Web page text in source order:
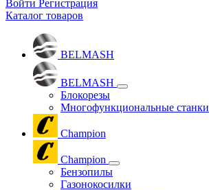
Войти Регистрация
Каталог товаров
BELMASH
BELMASH
Блокорезы
Многофункциональные станки
Champion
Champion
Бензопилы
Газонокосилки